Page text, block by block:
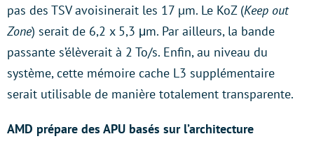
pas des TSV avoisinerait les 17 µm. Le KoZ (Keep out
Zone) serait de 6,2 x 5,3 μm. Par ailleurs, la bande
passante s’élèverait à 2 To/s. Enfin, au niveau du
système, cette mémoire cache L3 supplémentaire
serait utilisable de manière totalement transparente.
AMD prépare des APU basés sur l’architecture